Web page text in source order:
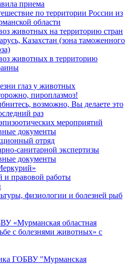
приема
по территории России из
области
животных на территорию стран
Казахстан (зона таможенного
животных в территорию
глаз у животных
пироплазмоз!
возможно, Вы делаете это
раз
мероприятий
документы
отряд
санитарной экспертизы
документы
и правовой работы
физиологии и болезней рыб
«Мурманская областная
с болезнями животных» c
ГОБВУ "Мурманская